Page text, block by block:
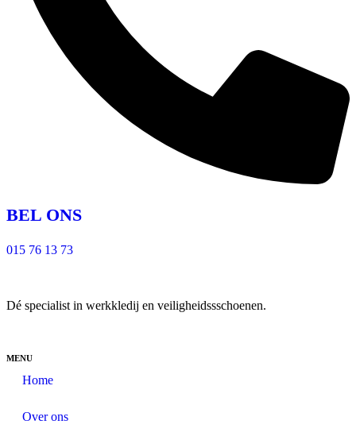
BEL ONS
015 76 13 73
Dé specialist in werkkledij en veiligheidssschoenen.
MENU
Home
Over ons